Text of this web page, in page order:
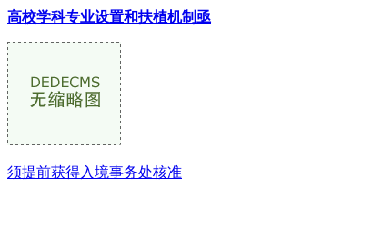
高校学科专业设置和扶植机制亟
须提前获得入境事务处核准